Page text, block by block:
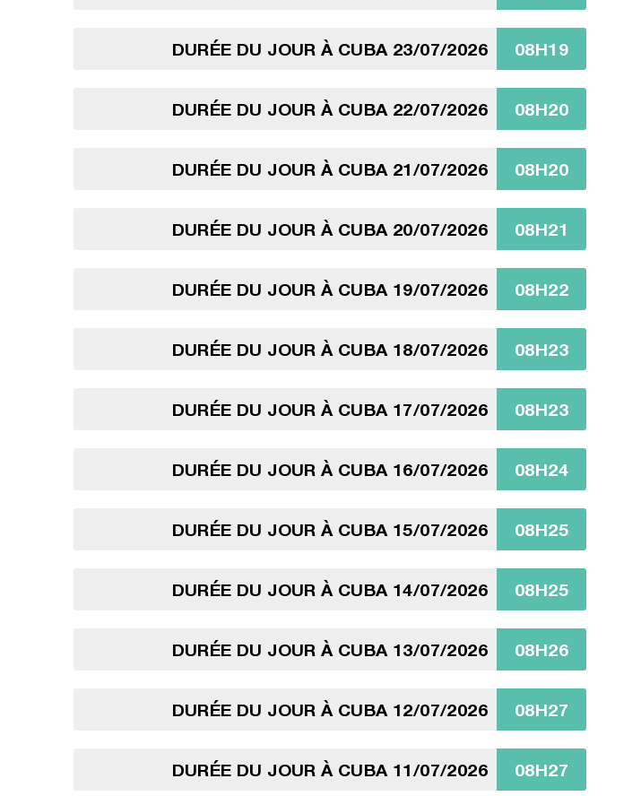
DURÉE DU JOUR À CUBA 23/07/2026 08H19
DURÉE DU JOUR À CUBA 22/07/2026 08H20
DURÉE DU JOUR À CUBA 21/07/2026 08H20
DURÉE DU JOUR À CUBA 20/07/2026 08H21
DURÉE DU JOUR À CUBA 19/07/2026 08H22
DURÉE DU JOUR À CUBA 18/07/2026 08H23
DURÉE DU JOUR À CUBA 17/07/2026 08H23
DURÉE DU JOUR À CUBA 16/07/2026 08H24
DURÉE DU JOUR À CUBA 15/07/2026 08H25
DURÉE DU JOUR À CUBA 14/07/2026 08H25
DURÉE DU JOUR À CUBA 13/07/2026 08H26
DURÉE DU JOUR À CUBA 12/07/2026 08H27
DURÉE DU JOUR À CUBA 11/07/2026 08H27